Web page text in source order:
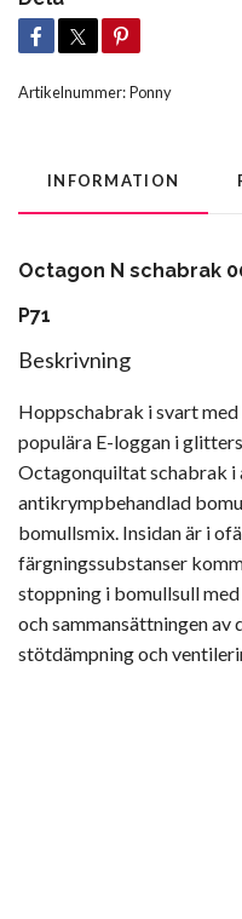
Artikelnummer:Ponny
INFORMATION
Octagon N schabrak
P71
Beskrivning
Hoppschabrak i svart med
populära E-loggan i
Octagonquiltat schabrak i
antikrympbehandlad
bomullsmix. Insidan är i
färgningssubstanser
stoppning i bomullsull
och sammansättningen av
stötdämpning och